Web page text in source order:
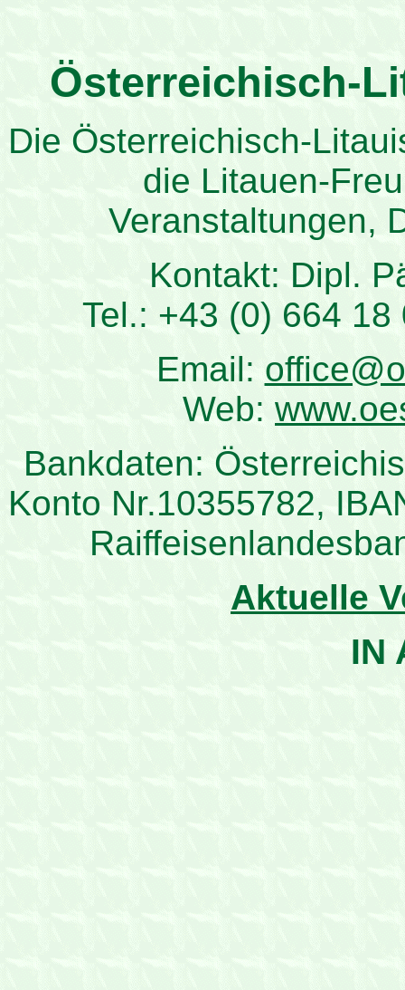
Österreichisch-
Die Österreichisch-
die Litauen-
Veranstaltungen,
Kontakt: Dipl.
Tel.: +43 (0) 664
Email:
Web:
Bankdaten:
Konto Nr.10355782,
Aktuelle
IN